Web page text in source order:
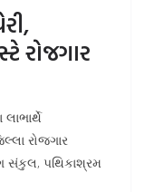
રોજગાર
રોજગાર
સંકુલ, પથિકાશ્રમ